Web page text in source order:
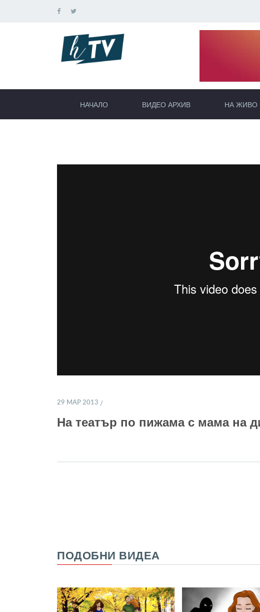
НАЧАЛО ВИДЕО АРХИВ НА ЖИВО
29 МАР 2013
На театър по пижама с мама на
ПОДОБНИ ВИДЕА